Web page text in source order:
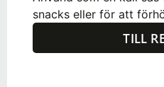
snacks eller för att
TILL